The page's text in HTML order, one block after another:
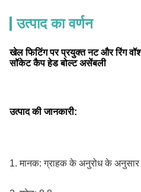
उत्पाद का वर्णन
खेल फिटिंग पर प्रयुक्त नट और रिंग
सॉकेट कैप हेड बोल्ट असेंबली
उत्पाद की जानकारी:
1. मानक: ग्राहक के अनुरोध के